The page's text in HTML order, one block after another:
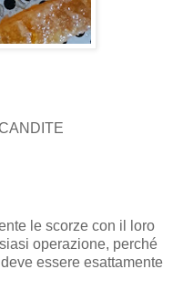
le scorze con il loro
operazione, perché
essere esattamente